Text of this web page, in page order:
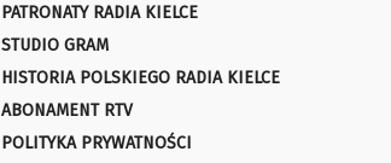
PATRONATY RADIA KIELCE
STUDIO GRAM
HISTORIA POLSKIEGO RADIA KIELCE
ABONAMENT RTV
POLITYKA PRYWATNOŚCI